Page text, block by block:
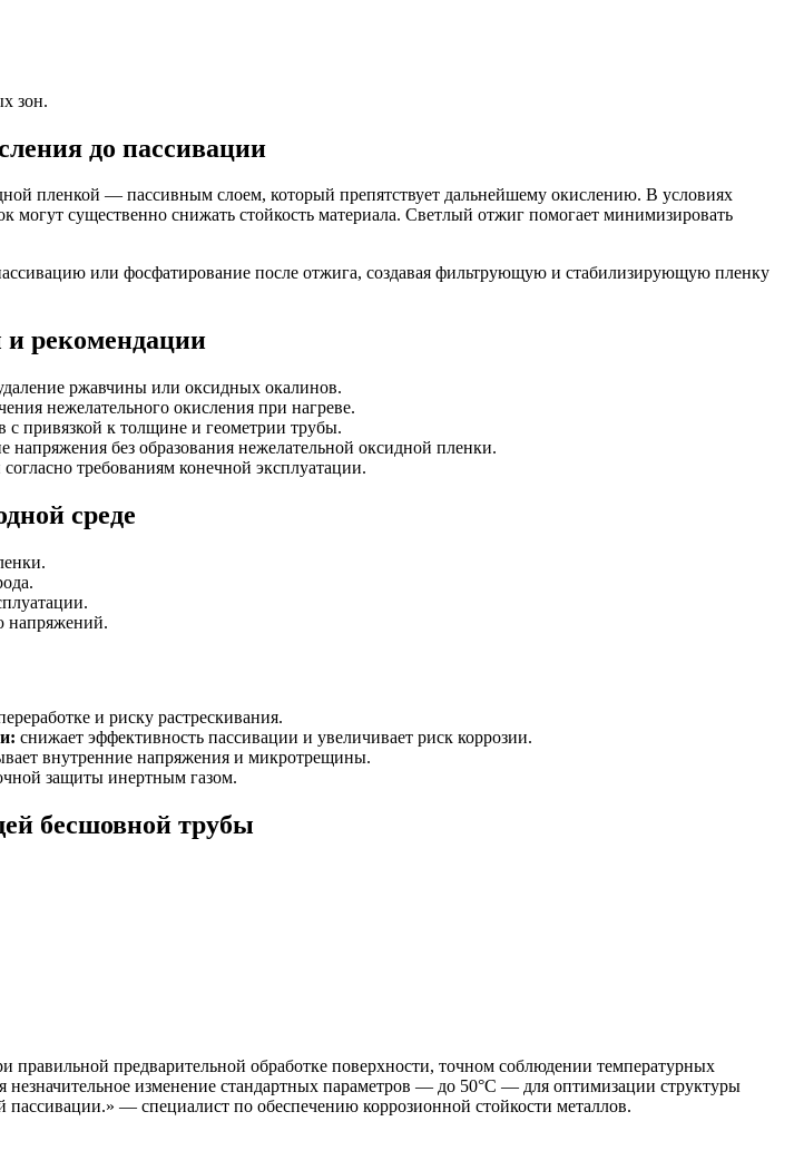
зон.
до пассивации
пленкой — пассивным слоем, который препятствует дальнейшему окислению. В условиях
существенно снижать стойкость материала. Светлый отжиг помогает минимизировать
или фосфатирование после отжига, создавая фильтрующую и стабилизирующую пленку
и рекомендации
ржавчины или оксидных окалинов.
нежелательного окисления при нагреве.
с привязкой к толщине и геометрии трубы.
без образования нежелательной оксидной пленки.
требованиям конечной эксплуатации.
среде
напряжений.
и риску растрескивания.
снижает эффективность пассивации и увеличивает риск коррозии.
внутренние напряжения и микротрещины.
защиты инертным газом.
бесшовной трубы
предварительной обработке поверхности, точном соблюдении температурных
изменение стандартных параметров — до 50°C — для оптимизации структуры
— специалист по обеспечению коррозионной стойкости металлов.